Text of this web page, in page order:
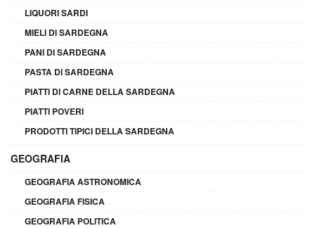
LIQUORI SARDI
MIELI DI SARDEGNA
PANI DI SARDEGNA
PASTA DI SARDEGNA
PIATTI DI CARNE DELLA SARDEGNA
PIATTI POVERI
PRODOTTI TIPICI DELLA SARDEGNA
GEOGRAFIA
GEOGRAFIA ASTRONOMICA
GEOGRAFIA FISICA
GEOGRAFIA POLITICA